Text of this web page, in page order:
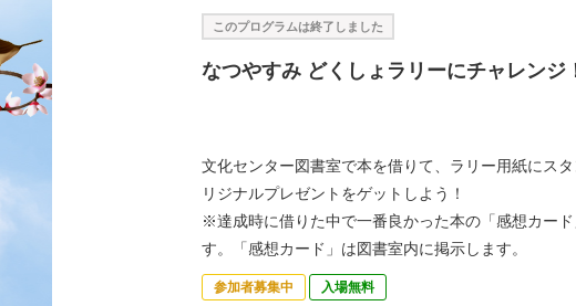
このプログラムは終了しました
なつやすみ どくしょラリーにチャレンジ
文化センター図書室で本を借りて、ラリー用紙にス
リジナルプレゼントをゲットしよう！
※達成時に借りた中で一番良かった本の「感想カー
す。「感想カード」は図書室内に掲示します。
参加者募集中 入場無料